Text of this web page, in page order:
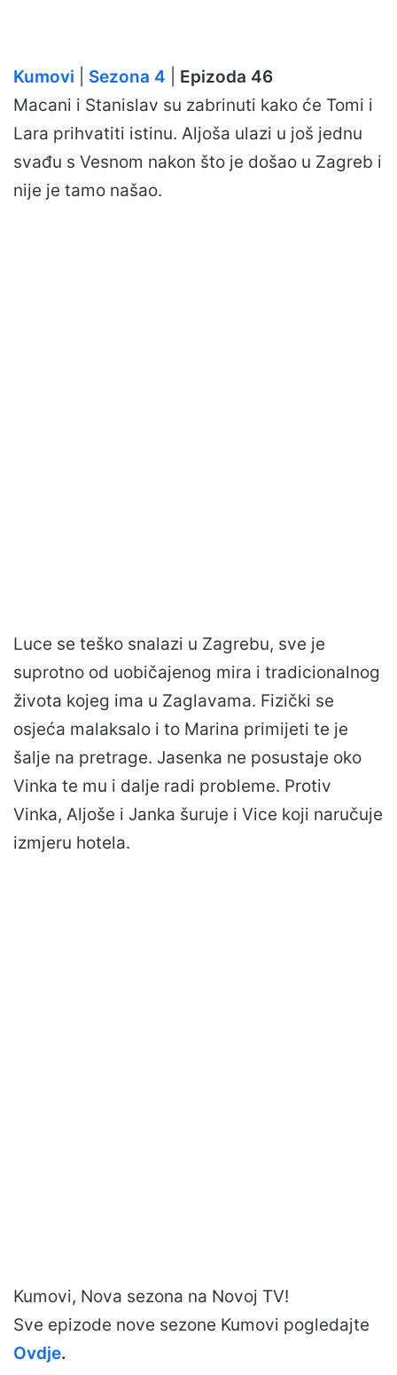
Kumovi Sezona 4
Epizoda 46
Macani i Stanislav su zabrinuti kako će Tomi i
Lara prihvatiti istinu. Aljoša ulazi u još jednu
svađu s Vesnom nakon što je došao u Zagreb i
nije je tamo našao.
Luce se teško snalazi u Zagrebu, sve je
suprotno od uobičajenog mira i tradicionalnog
života kojeg ima u Zaglavama. Fizički se
osjeća malaksalo i to Marina primijeti te je
šalje na pretrage. Jasenka ne posustaje oko
Vinka te mu i dalje radi probleme. Protiv
Vinka, Aljoše i Janka šuruje i Vice koji naručuje
izmjeru hotela.
Kumovi, Nova sezona na Novoj TV!
Sve epizode nove sezone Kumovi pogledajte
Ovdje.